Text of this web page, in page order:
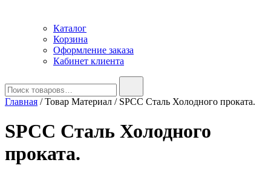
Каталог
Корзина
Оформление заказа
Кабинет клиента
Главная / Товар Материал / SPCC Сталь Холодного проката.
SPCC Сталь Холодного
проката.